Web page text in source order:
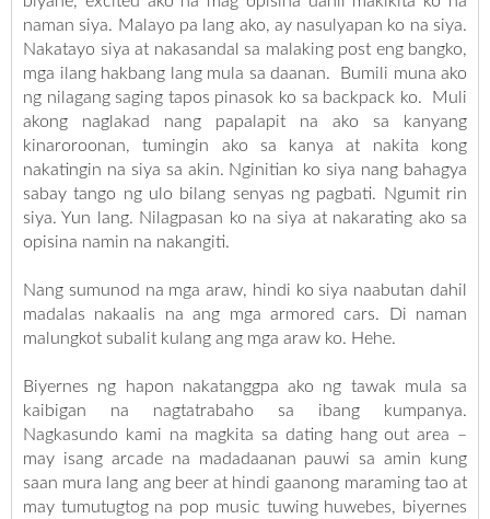
naman siya. Malayo pa lang ako, ay nasulyapan ko na siya.
Nakatayo siya at nakasandal sa malaking post eng bangko,
mga ilang hakbang lang mula sa daanan. Bumili muna ako
ng nilagang saging tapos pinasok ko sa backpack ko. Muli
akong naglakad nang papalapit na ako sa kanyang
kinaroroonan, tumingin ako sa kanya at nakita kong
nakatingin na siya sa akin. Nginitian ko siya nang bahagya
sabay tango ng ulo bilang senyas ng pagbati. Ngumit rin
siya. Yun lang. Nilagpasan ko na siya at nakarating ako sa
opisina namin na nakangiti.
Nang sumunod na mga araw, hindi ko siya naabutan dahil
madalas nakaalis na ang mga armored cars. Di naman
malungkot subalit kulang ang mga araw ko. Hehe.
Biyernes ng hapon nakatanggpa ako ng tawak mula sa
kaibigan na nagtatrabaho sa ibang kumpanya.
Nagkasundo kami na magkita sa dating hang out area –
may isang arcade na madadaanan pauwi sa amin kung
saan mura lang ang beer at hindi gaanong maraming tao at
may tumutugtog na pop music tuwing huwebes, biyernes